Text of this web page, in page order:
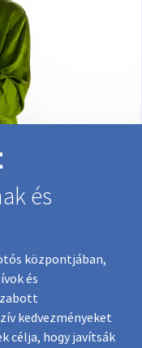
és
központjában,
és
kedvezményeket
célja, hogy javítsák